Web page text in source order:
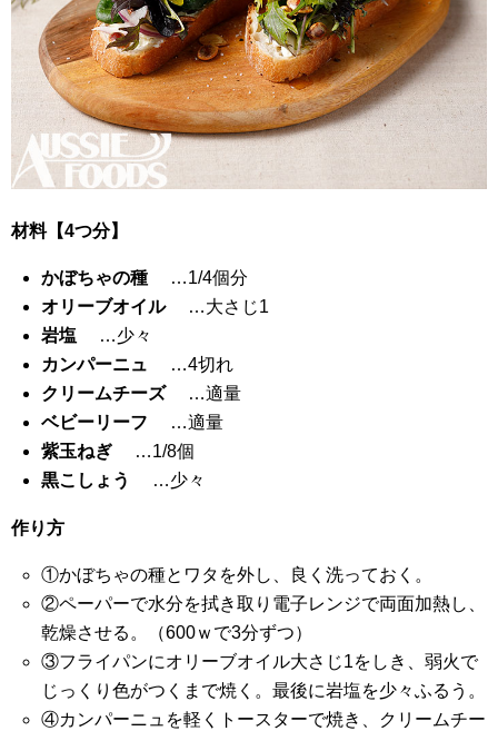
材料【4つ分】
かぼちゃの種 …1/4個分
オリーブオイル…大さじ1
岩塩 …少々
カンパーニュ …4切れ
クリームチーズ…適量
ベビーリーフ …適量
紫玉ねぎ …1/8個
黒こしょう
…少々
作り方
①かぼちゃの種とワタを外し、良く洗っておく。
②ペーパーで水分を拭き取り電子レンジで両面加熱し、
乾燥させる。（600ｗで3分ずつ）
③フライパンにオリーブオイル大さじ1をしき、弱火で
じっくり色がつくまで焼く。最後に岩塩を少々ふるう。
④カンパーニュを軽くトースターで焼き、クリームチー